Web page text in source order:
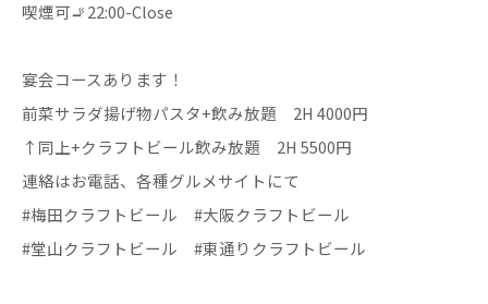
喫煙可🚬22:00-Close
宴会コースあります！
前菜サラダ揚げ物パスタ+飲み放題 2H 4000円
↑同上+クラフトビール飲み放題 2H 5500円
連絡はお電話、各種グルメサイトにて
#梅田クラフトビール #大阪クラフトビール
#堂山クラフトビール #東通りクラフトビール